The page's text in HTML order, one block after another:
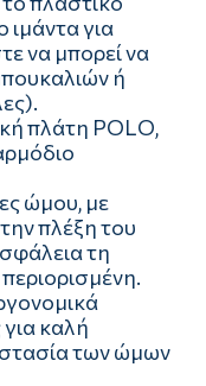
ιμάντα για
να μπορεί να
ή
πλάτη POLO,
ώμου, με
πλέξη του
τη
καλή
των ώμων